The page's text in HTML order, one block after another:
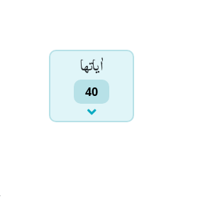
اٰياتها
40